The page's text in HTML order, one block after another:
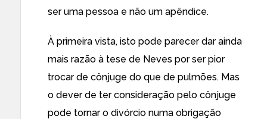
ser uma pessoa e não um apêndice.
À primeira vista, isto pode parecer dar ainda
mais razão à tese de Neves por ser pior
trocar de cônjuge do que de pulmões. Mas
o dever de ter consideração pelo cônjuge
pode tornar o divórcio numa obrigação